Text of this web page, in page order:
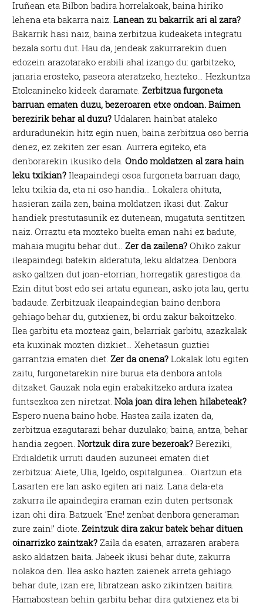
Iruñean eta Bilbon badira horrelakoak, baina hiriko
lehena eta bakarra naiz.Lanean zu bakarrik ari al zara?
Bakarrik hasi naiz, baina zerbitzua kudeaketa integratu
bezala sortu dut. Hau da, jendeak zakurrarekin duen
edozein arazotarako erabili ahal izango du: garbitzeko,
janaria erosteko, paseora ateratzeko, hezteko… Hezkuntza
Etolcanineko kideek daramate.Zerbitzua furgoneta
barruan ematen duzu, bezeroaren etxe ondoan. Baimen
berezirik behar al duzu? Udalaren hainbat ataleko
arduradunekin hitz egin nuen, baina zerbitzua oso berria
denez, ez zekiten zer esan. Aurrera egiteko, eta
denborarekin ikusiko dela.Ondo moldatzen al zara hain
leku txikian? Ileapaindegi osoa furgoneta barruan dago,
leku txikia da, eta ni oso handia… Lokalera ohituta,
hasieran zaila zen, baina moldatzen ikasi dut. Zakur
handiek prestutasunik ez dutenean, mugatuta sentitzen
naiz. Orraztu eta mozteko buelta eman nahi ez badute,
mahaia mugitu behar dut…Zer da zailena? Ohiko zakur
ileapaindegi batekin alderatuta, leku aldatzea. Denbora
asko galtzen dut joan-etorrian, horregatik garestigoa da.
Ezin ditut bost edo sei artatu egunean, asko jota lau, gertu
badaude. Zerbitzuak ileapaindegian baino denbora
gehiago behar du, gutxienez, bi ordu zakur bakoitzeko.
Ilea garbitu eta mozteaz gain, belarriak garbitu, azazkalak
eta kuxinak mozten dizkiet… Xehetasun guztiei
garrantzia ematen diet.Zer da onena? Lokalak lotu egiten
zaitu, furgonetarekin nire burua eta denbora antola
ditzaket. Gauzak nola egin erabakitzeko ardura izatea
funtsezkoa zen niretzat.Nola joan dira lehen hilabeteak?
Espero nuena baino hobe. Hastea zaila izaten da,
zerbitzua ezagutarazi behar duzulako; baina, antza, behar
handia zegoen.Nortzuk dira zure bezeroak? Bereziki,
Erdialdetik urruti dauden auzuneei ematen diet
zerbitzua: Aiete, Ulia, Igeldo, ospitalgunea… Oiartzun eta
Lasarten ere lan asko egiten ari naiz. Lana dela-eta
zakurra ile apaindegira eraman ezin duten pertsonak
izan ohi dira. Batzuek ‘Ene! zenbat denbora generaman
zure zain!’ diote.Zeintzuk dira zakur batek behar dituen
oinarrizko zaintzak? Zaila da esaten, arrazaren arabera
asko aldatzen baita. Jabeek ikusi behar dute, zakurra
nolakoa den. Ilea asko hazten zaienek arreta gehiago
behar dute, izan ere, libratzean asko zikintzen baitira.
Hamabostean behin garbitu behar dira gutxienez eta bi